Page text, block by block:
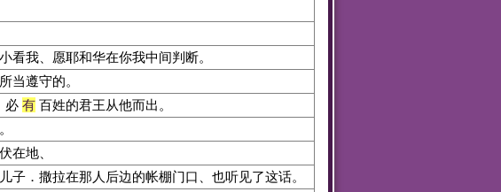
看我、愿耶和华在你我中间判断。
当遵守的。
必 有 百姓的君王从他而出。
在地、
．撒拉在那人后边的帐棚门口、也听见了这话。